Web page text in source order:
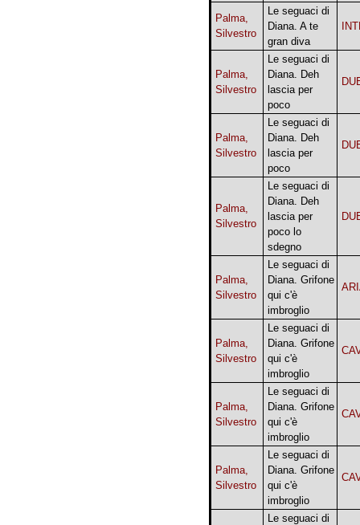
Palma,
Silvestro
Le seguaci di
Diana. A te
gran diva
Palma,
Silvestro
Le seguaci di
Diana. Deh
lascia per
poco
Palma,
Silvestro
Le seguaci di
Diana. Deh
lascia per
poco
Palma,
Silvestro
Le seguaci di
Diana. Deh
lascia per
poco lo
sdegno
Palma,
Silvestro
Le seguaci di
Diana. Grifone
qui c'è
imbroglio
Palma,
Silvestro
Le seguaci di
Diana. Grifone
qui c'è
imbroglio
Palma,
Silvestro
Le seguaci di
Diana. Grifone
qui c'è
imbroglio
Palma,
Silvestro
Le seguaci di
Diana. Grifone
qui c'è
imbroglio
Le seguaci di